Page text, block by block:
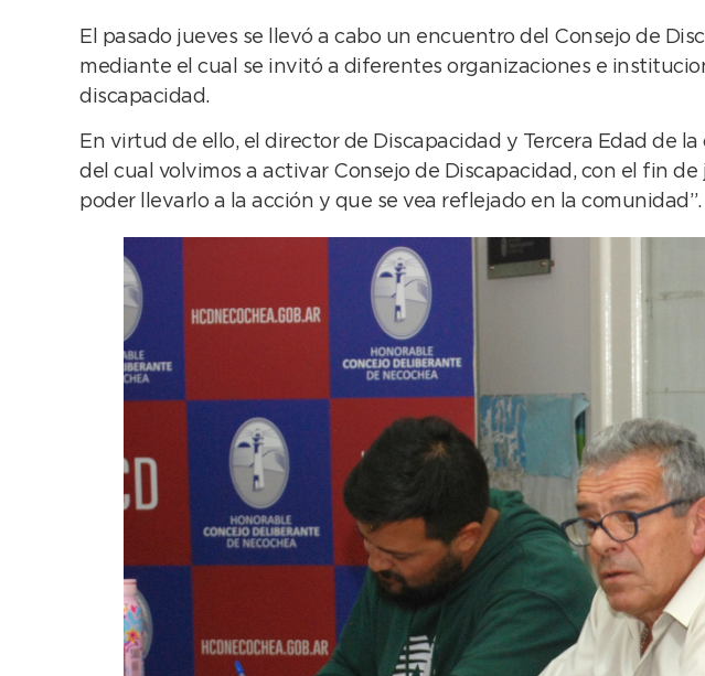
El pasado jueves se llevó a cabo un encuentro del Consejo de
mediante el cual se invitó a diferentes organizaciones e
discapacidad.
En virtud de ello, el director de Discapacidad y Tercera Edad de
del cual volvimos a activar Consejo de Discapacidad, con el fin
poder llevarlo a la acción y que se vea reflejado en la comunidad”.